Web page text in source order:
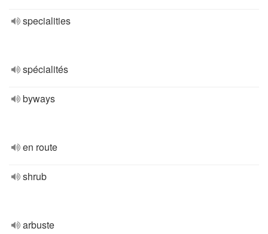
specialities
spécialités
byways
en route
shrub
arbuste